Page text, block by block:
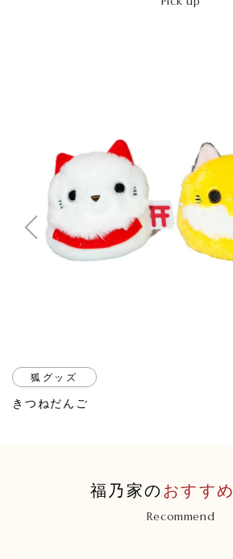
狐グッズ
きつねだんご
福乃家の おすすめ
Recommend